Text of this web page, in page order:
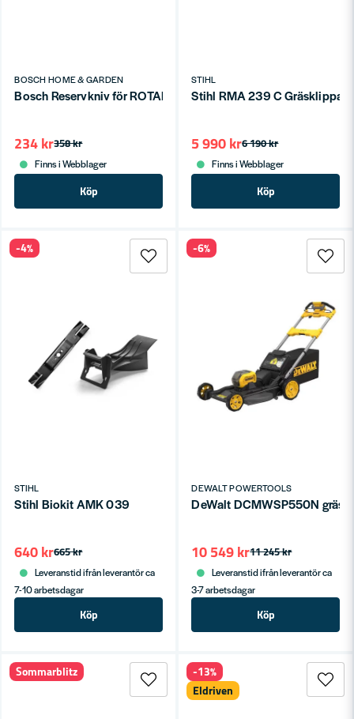
BOSCH HOME & GARDEN
Bosch Reservkniv för ROTAK 43 (Eldrivna)
358 kr
234 kr
Finns i Webblager
Köp
STIHL
Stihl RMA 239 C
6 190 kr
5 990 kr
Finns i Webblager
Köp
STIHL
Stihl Biokit AMK 039
665 kr
640 kr
Leveranstid ifrån leverantör ca
7-10 arbetsdagar
Köp
-4%
DEWALT POWERTOOLS
DeWalt DCMWSP550N
11 245 kr
10 549 kr
Leveranstid ifrån leverantör ca
3-7 arbetsdagar
Köp
-6%
Sommarblitz
-13%
Eldriven